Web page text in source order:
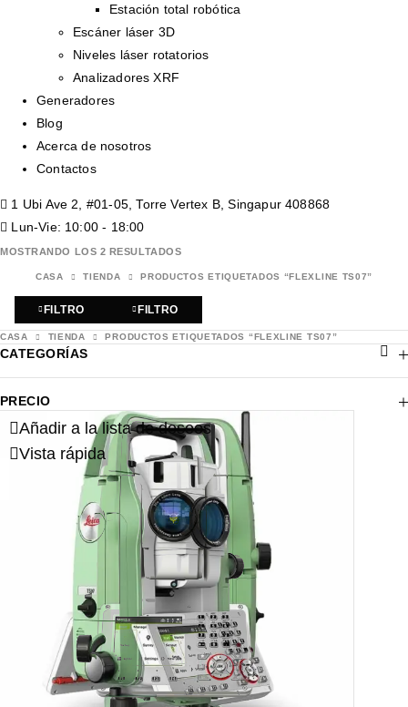
Estación total robótica
Escáner láser 3D
Niveles láser rotatorios
Analizadores XRF
Generadores
Blog
Acerca de nosotros
Contactos
1 Ubi Ave 2, #01-05, Torre Vertex B, Singapur 408868
Lun-Vie: 10:00 - 18:00
MOSTRANDO LOS 2 RESULTADOS
CASA TIENDA PRODUCTOS ETIQUETADOS “FLEXLINE TS07”
FILTRO FILTRO
CASA TIENDA PRODUCTOS ETIQUETADOS “FLEXLINE TS07”
CATEGORÍAS
PRECIO
Añadir a la lista de deseos
Vista rápida